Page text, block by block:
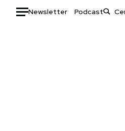
Newsletter Podcast